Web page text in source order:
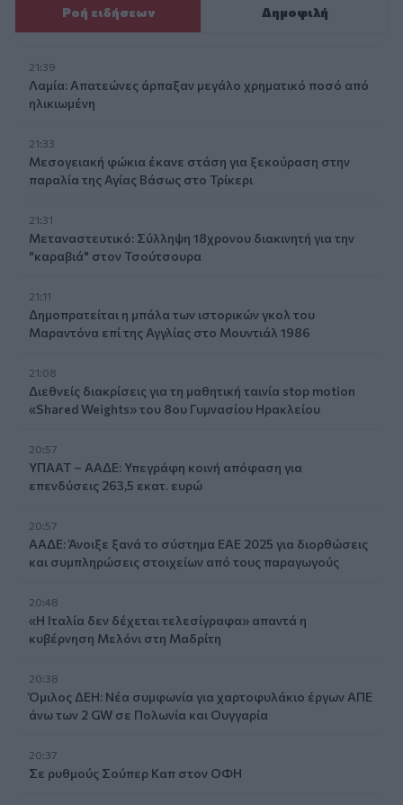
Ροή ειδήσεων Δημοφιλή
21:39
Λαμία: Απατεώνες άρπαξαν μεγάλο χρηματικό ποσό από
ηλικιωμένη
21:33
Μεσογειακή φώκια έκανε στάση για ξεκούραση στην
παραλία της Αγίας Βάσως στο Τρίκερι
21:31
Μεταναστευτικό: Σύλληψη 18χρονου διακινητή για την
"καραβιά" στον Τσούτσουρα
21:11
Δημοπρατείται η μπάλα των ιστορικών γκολ του
Μαραντόνα επί της Αγγλίας στο Μουντιάλ 1986
21:08
Διεθνείς διακρίσεις για τη μαθητική ταινία stop motion
«Shared Weights» του 8ου Γυμνασίου Ηρακλείου
20:57
ΥΠΑΑΤ – ΑΑΔΕ: Υπεγράφη κοινή απόφαση για
επενδύσεις 263,5 εκατ. ευρώ
20:57
ΑΑΔΕ: Άνοιξε ξανά το σύστημα ΕΑΕ 2025 για διορθώσεις
και συμπληρώσεις στοιχείων από τους παραγωγούς
20:48
«Η Ιταλία δεν δέχεται τελεσίγραφα» απαντά η
κυβέρνηση Μελόνι στη Μαδρίτη
20:38
Όμιλος ΔΕΗ: Νέα συμφωνία για χαρτοφυλάκιο έργων ΑΠΕ
άνω των 2 GW σε Πολωνία και Ουγγαρία
20:37
Σε ρυθμούς Σούπερ Καπ στον ΟΦΗ